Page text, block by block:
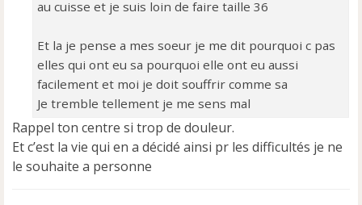
au cuisse et je suis loin de faire taille 36
Et la je pense a mes soeur je me dit pourquoi c pas
elles qui ont eu sa pourquoi elle ont eu aussi
facilement et moi je doit souffrir comme sa
Je tremble tellement je me sens mal
Rappel ton centre si trop de douleur.
Et c’est la vie qui en a décidé ainsi pr les difficultés je ne
le souhaite a personne